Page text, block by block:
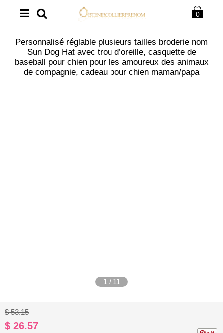
0
Personnalisé réglable plusieurs tailles broderie nom
Sun Dog Hat avec trou d’oreille, casquette de
baseball pour chien pour les amoureux des animaux
de compagnie, cadeau pour chien maman/papa
1 / 11
$ 53.15
$ 26.57